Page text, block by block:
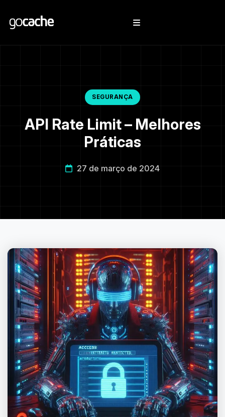
SEGURANÇA
API Rate Limit – Melhores
Práticas
27 de março de 2024